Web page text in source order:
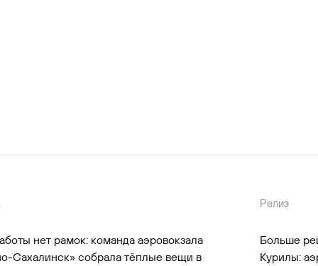
нет рамок: команда аэровокзала
Сахалинск» собрала тёплые вещи в
Релиз
Больше
Курилы: